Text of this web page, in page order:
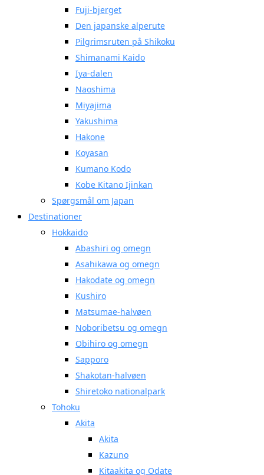
Fuji-bjerget
Den japanske alperute
Pilgrimsruten på Shikoku
Shimanami Kaido
Iya-dalen
Naoshima
Miyajima
Yakushima
Hakone
Koyasan
Kumano Kodo
Kobe Kitano Ijinkan
Spørgsmål om Japan
Destinationer
Hokkaido
Abashiri og omegn
Asahikawa og omegn
Hakodate og omegn
Kushiro
Matsumae-halvøen
Noboribetsu og omegn
Obihiro og omegn
Sapporo
Shakotan-halvøen
Shiretoko nationalpark
Tohoku
Akita
Akita
Kazuno
Kitaakita og Odate